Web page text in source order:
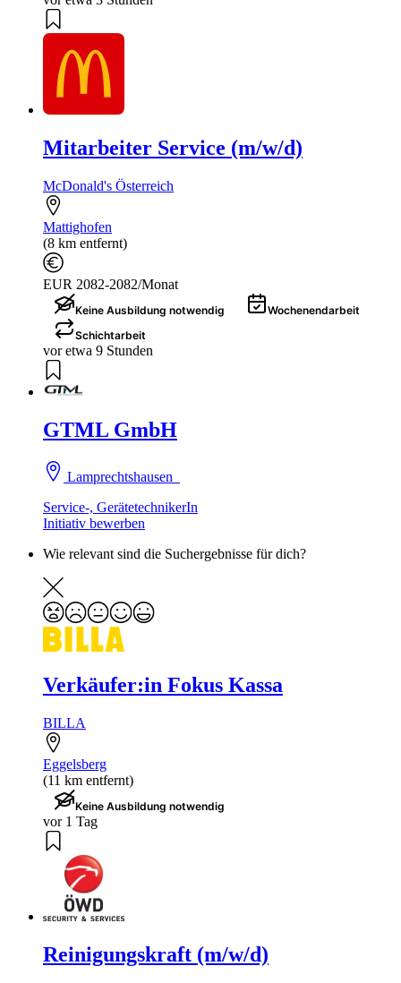
Mitarbeiter Service (m/w/d)
McDonald's Österreich
Mattighofen
(8 km entfernt)
EUR 2082-2082/Monat
Keine Ausbildung notwendig
Wochenendarbeit
Schichtarbeit
vor etwa 9 Stunden
GTML GmbH
Lamprechtshausen
Service-, GerätetechnikerIn
Initiativ bewerben
Wie relevant sind die Suchergebnisse für dich?
Verkäufer:in Fokus Kassa
BILLA
Eggelsberg
(11 km entfernt)
Keine Ausbildung notwendig
vor 1 Tag
Reinigungskraft (m/w/d)